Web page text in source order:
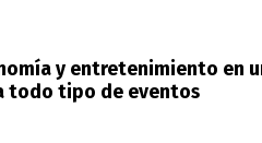
y entretenimiento en
todo tipo de eventos